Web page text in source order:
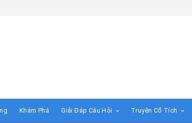
Khám Phá Giải Đáp Câu Hỏi Truyện Cổ Tích